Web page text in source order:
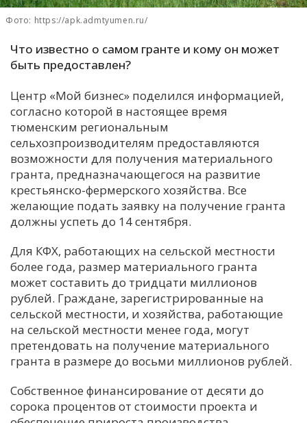
Н
Ч
Я
Фото: https://apk.admtyumen.ru/
Что известно о самом гранте и кому он может
быть предоставлен?
Центр «Мой бизнес» поделился информацией,
согласно которой в настоящее время
тюменским региональным
сельхозпроизводителям предоставляются
возможности для получения материального
гранта, предназначающегося на развитие
крестьянско-фермерского хозяйства. Все
желающие подать заявку на получение гранта
должны успеть до 14 сентября.
Для КФХ, работающих на сельской местности
более года, размер материального гранта
может составить до тридцати миллионов
рублей. Граждане, зарегистрированные на
сельской местности, и хозяйства, работающие
на сельской местности менее года, могут
претендовать на получение материального
гранта в размере до восьми миллионов рублей.
Собственное финансирование от десяти до
сорока процентов от стоимости проекта и